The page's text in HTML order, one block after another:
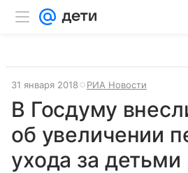
31 января 2018 РИА Новости
В Госдуму
об увеличении
ухода за детьми